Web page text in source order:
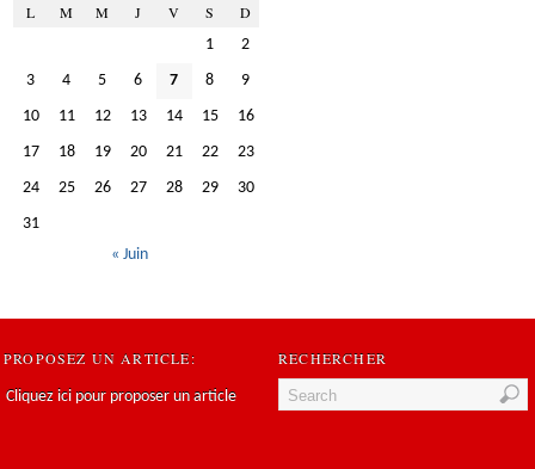
L
M M J V S D
1
2
3
4 5 6 7 8
9
10
11 12 13 14 15
16
17
18 19 20 21 22
23
24
25 26 27 28 29
30
31
« Juin
PROPOSEZ UN ARTICLE:
Cliquez ici pour proposer un article
RECHERCHER